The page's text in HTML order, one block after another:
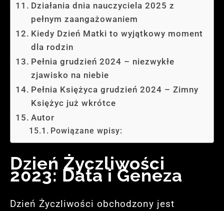
Działania dnia nauczyciela 2025 z
pełnym zaangażowaniem
Kiedy Dzień Matki to wyjątkowy moment
dla rodzin
Pełnia grudzień 2024 – niezwykłe
zjawisko na niebie
Pełnia Księżyca grudzień 2024 – Zimny
Księżyc już wkrótce
Autor
Powiązane wpisy:
Dzień Życzliwości
2023: Data i Geneza
Dzień Życzliwości obchodzony jest